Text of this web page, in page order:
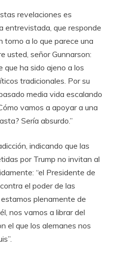
revelaciones es
entrevistada, que responde
torno a lo que parece una
usted, señor Gunnarson:
que ha sido ajeno a los
tradicionales. Por su
media vida escalando
vamos a apoyar a una
Sería absurdo.”
indicando que las
por Trump no invitan al
“el Presidente de
el poder de las
plenamente de
nos vamos a librar del
el que los alemanes nos